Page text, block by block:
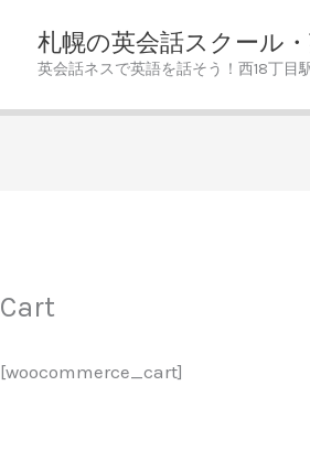
札幌の英会話スクール
英会話ネスで英語を話そう！西18丁目
Cart
[woocommerce_cart]